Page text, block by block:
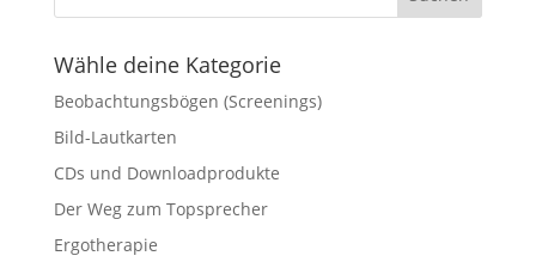
Wähle deine Kategorie
Beobachtungsbögen (Screenings)
Bild-Lautkarten
CDs und Downloadprodukte
Der Weg zum Topsprecher
Ergotherapie